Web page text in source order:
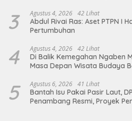
3 Agustus 4, 2026 42 Lihat
Abdul Rivai Ras: Aset PTPN I
Pertumbuhan
4 Agustus 4, 2026 42 Lihat
Di Balik Kemegahan Ngaben
Masa Depan Wisata Budaya
5 Agustus 6, 2026 41 Lihat
Bantah Isu Pakai Pasir Laut,
Penambang Resmi, Proyek